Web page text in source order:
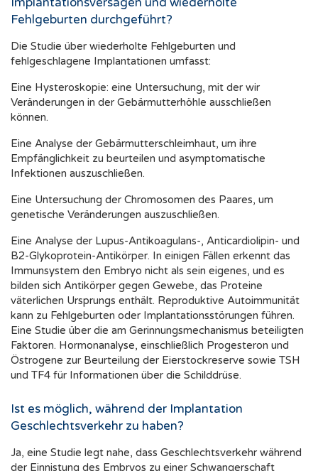
Fehlgeburten durchgeführt?
Die Studie über wiederholte Fehlgeburten und
fehlgeschlagene Implantationen umfasst:
Eine Hysteroskopie: eine Untersuchung, mit der wir
Veränderungen in der Gebärmutterhöhle ausschließen
können.
Eine Analyse der Gebärmutterschleimhaut, um ihre
Empfänglichkeit zu beurteilen und asymptomatische
Infektionen auszuschließen.
Eine Untersuchung der Chromosomen des Paares, um
genetische Veränderungen auszuschließen.
Eine Analyse der Lupus-Antikoagulans-, Anticardiolipin- und
B2-Glykoprotein-Antikörper. In einigen Fällen erkennt das
Immunsystem den Embryo nicht als sein eigenes, und es
bilden sich Antikörper gegen Gewebe, das Proteine
väterlichen Ursprungs enthält. Reproduktive Autoimmunität
kann zu Fehlgeburten oder Implantationsstörungen führen.
Eine Studie über die am Gerinnungsmechanismus beteiligten
Faktoren. Hormonanalyse, einschließlich Progesteron und
Östrogene zur Beurteilung der Eierstockreserve sowie TSH
und TF4 für Informationen über die Schilddrüse.
Ist es möglich, während der Implantation
Geschlechtsverkehr zu haben?
Ja, eine Studie legt nahe, dass Geschlechtsverkehr während
der Einnistung des Embryos zu einer Schwangerschaft